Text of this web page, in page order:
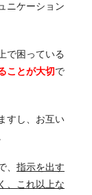
ニケーション
で困っている
ことが大切で
すし、お互い
指示を出す
、これ以上な